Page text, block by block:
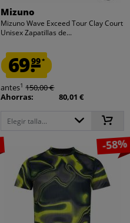
Mizuno
Mizuno Wave Exceed Tour Clay Court
Unisex Zapatillas de...
69.99*
antes1 150,00 €
Ahorras:
80,01 €
Elegir talla...
-58%